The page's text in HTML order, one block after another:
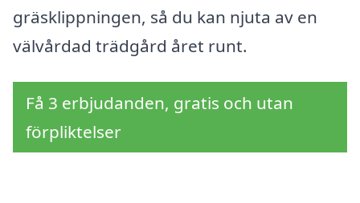
gräsklippningen, så du kan njuta av en
välvårdad trädgård året runt.
Få 3 erbjudanden, gratis och utan
förpliktelser